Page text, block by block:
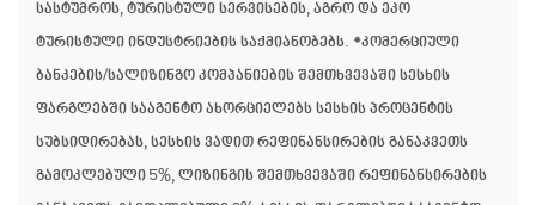
სასტუმროს, ტურისტული სერვისების, აგრო და ეკო
ტურისტული ინდუსტრიების საქმიანობებს. *კომერციული
ბანკების/სალიზინგო კომპანიების შემთხვევაში სესხის
ფარგლებში სააგენტო ახორციელებს სესხის პროცენტის
სუბსიდირებას, სესხის ვადით რეფინანსირების განაკვეთს
გამოკლებული 5%, ლიზინგის შემთხვევაში რეფინანსირების